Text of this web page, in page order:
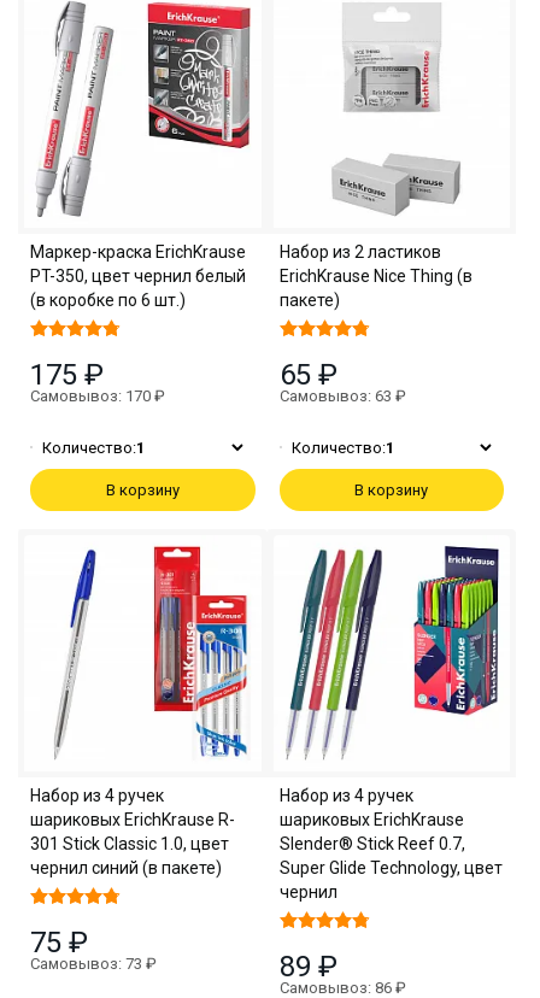
Маркер-краска ErichKrause
PT-350, цвет чернил белый
(в коробке по 6 шт.)
175 ₽
Самовывоз: 170 ₽
Количество:1
В корзину
Набор из 2 ластиков
ErichKrause Nice Thing (в
пакете)
65 ₽
Самовывоз: 63 ₽
Количество:1
В корзину
Набор из 4 ручек
шариковых ErichKrause R-
301 Stick Classic 1.0, цвет
чернил синий (в пакете)
75 ₽
Самовывоз: 73 ₽
Набор из 4 ручек
шариковых ErichKrause
Slender® Stick Reef 0.7,
Super Glide Technology, цвет
чернил
89 ₽
Самовывоз: 86 ₽